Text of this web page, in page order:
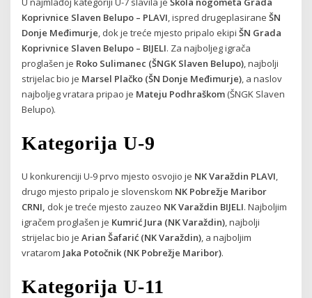
Koprivnice Slaven Belupo – PLAVI, ispred drugeplasiraneŠN
Donje Međimurje, dok je treće mjesto pripalo ekipiŠN Grada
Koprivnice Slaven Belupo – BIJELI. Za najboljeg igrača
proglašen je Roko Sulimanec (ŠNGK Slaven Belupo), najbolji
strijelac bio je Marsel Plačko (ŠN Donje Međimurje), a naslov
najboljeg vratara pripao je Mateju Podhraškom (ŠNGK Slaven
Belupo).
Kategorija U-9
U konkurenciji U-9 prvo mjesto osvojio je NK Varaždin PLAVI
drugo mjesto pripalo je slovenskom NK Pobrežje Maribor
CRNI, dok je treće mjesto zauzeo NK Varaždin BIJELI. Najboljim
igračem proglašen je Kumrić Jura (NK Varaždin) , najbolji
strijelac bio jeArian Šafarić (NK Varaždin) , a najboljim
vratarom Jaka Potočnik (NK Pobrežje Maribor).
Kategorija U-11